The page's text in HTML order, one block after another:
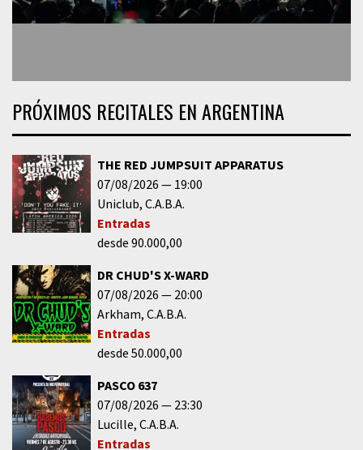
PRÓXIMOS RECITALES EN ARGENTINA
THE RED JUMPSUIT APPARATUS
07/08/2026
19:00
Uniclub C.A.B.A.
Entradas
desde 90.000,00
DR CHUD'S X-WARD
07/08/2026
20:00
Arkham C.A.B.A.
Entradas
desde 50.000,00
PASCO 637
07/08/2026
23:30
Lucille C.A.B.A.
Entradas